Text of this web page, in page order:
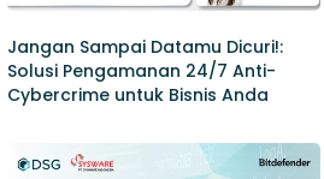
Jangan Sampai Datamu Dicuri!:
Solusi Pengamanan 24/7 Anti-
Cybercrime untuk Bisnis Anda